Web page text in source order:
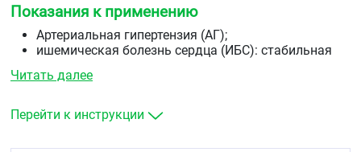
Показания к применению
Артериальная гипертензия (АГ);
ишемическая болезнь сердца (ИБС): стабильная
хроническая сердечная недостаточность (ХСН).
Читать далее
Перейти к инструкции